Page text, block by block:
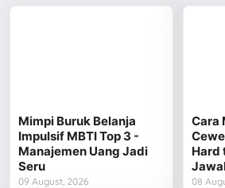
Mimpi Buruk Belanja
Impulsif MBTI Top 3 -
Manajemen Uang Jadi
Seru
09 August, 2026
Cara
Hard
08